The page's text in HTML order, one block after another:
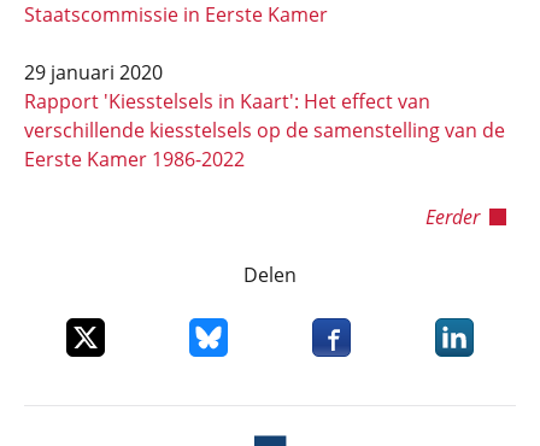
Staatscommissie in Eerste Kamer
29 januari 2020
Rapport 'Kiesstelsels in Kaart': Het effect van
verschillende kiesstelsels op de samenstelling van de
Eerste Kamer 1986-2022
Eerder
Delen
Deel dit item op XDeel dit item op Bluesky
Deel dit item opDeel dit